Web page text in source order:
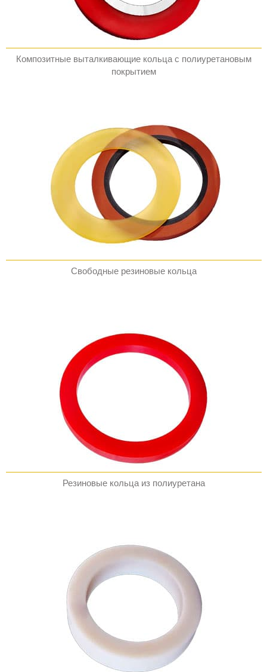
Композитные выталкивающие кольца с полиуретановым
покрытием
Свободные резиновые кольца
Резиновые кольца из полиуретана